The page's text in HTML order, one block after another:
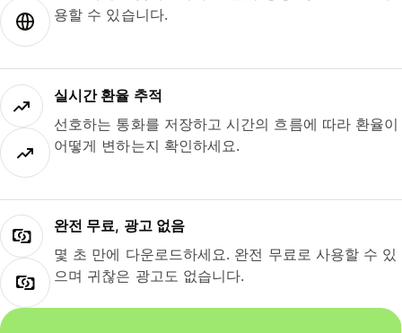
용할 수 있습니다.
실시간 환율 추적
선호하는 통화를 저장하고 시간의 흐름에 따라 환율이
어떻게 변하는지 확인하세요.
완전 무료, 광고 없음
몇 초 만에 다운로드하세요. 완전 무료로 사용할 수 있
으며 귀찮은 광고도 없습니다.